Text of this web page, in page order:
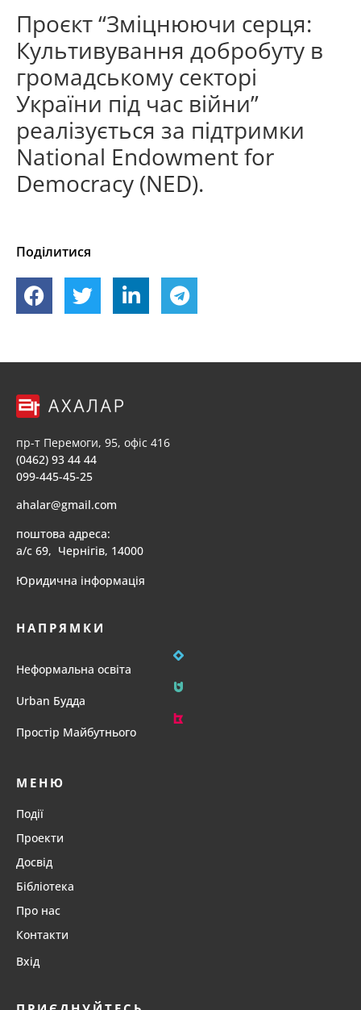
Проєкт “Зміцнюючи серця:
Культивування добробуту в
громадському секторі
України під час війни”
реалізується за підтримки
National Endowment for
Democracy (NED).
Поділитися
пр-т Перемоги, 95, офіс 416
(0462) 93 44 44
099-445-45-25
ahalar@gmail.com
поштова адреса:
а/с 69, Чернігів, 14000
Юридична інформація
НАПРЯМКИ
Неформальна освіта
Urban Будда
Простір Майбутнього
МЕНЮ
Події
Проекти
Досвід
Бібліотека
Про нас
Контакти
Вхід